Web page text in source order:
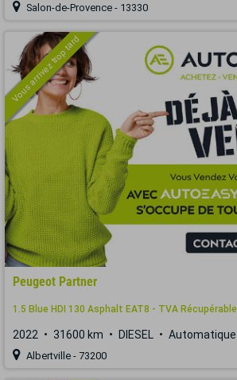
Salon-de-Provence - 13330
Vous arrivez trop tard
Peugeot Partner
1.5 Blue HDI 130 Asphalt EAT8 - TVA Récupérable
2022 31600 km DIESEL Automatique
Albertville - 73200